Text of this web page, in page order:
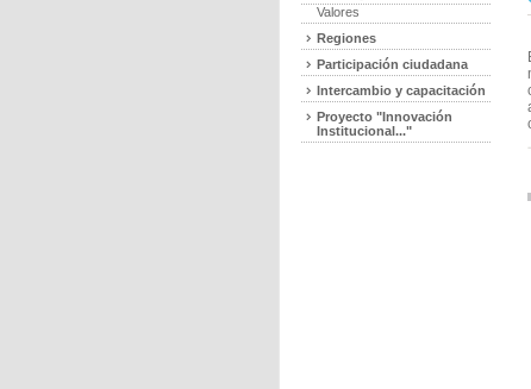
Valores
Regiones
Participación ciudadana
Intercambio y capacitación
Proyecto "Innovación
Institucional..."